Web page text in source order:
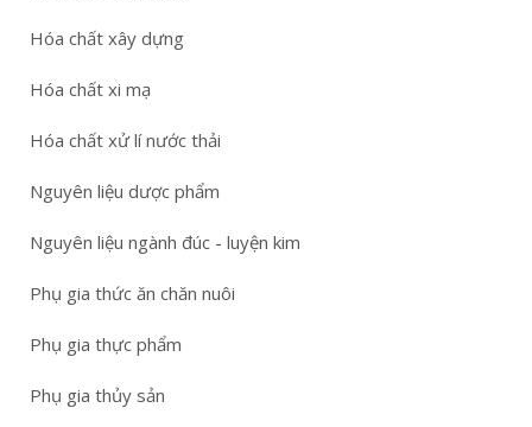
Hóa chất xây dựng
Hóa chất xi mạ
Hóa chất xử lí nước thải
Nguyên liệu dược phẩm
Nguyên liệu ngành đúc - luyện kim
Phụ gia thức ăn chăn nuôi
Phụ gia thực phẩm
Phụ gia thủy sản